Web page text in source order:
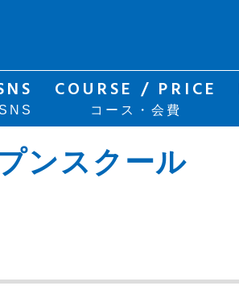
COURSE / PRICE
コース・会費
ンスクール